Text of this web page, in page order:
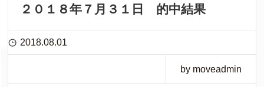
２０１８年７月３１日 的中結果
2018.08.01
by moveadmin